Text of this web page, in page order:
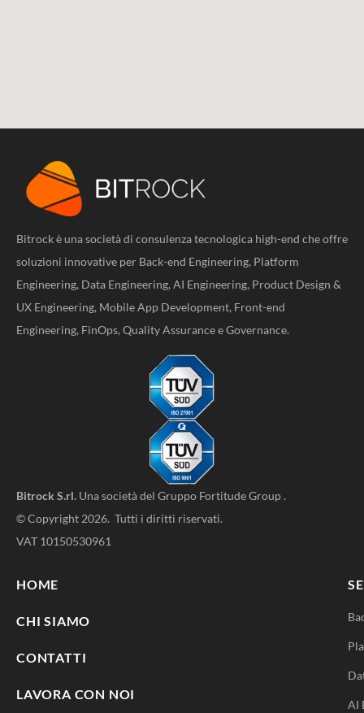
Bitrock è una società di consulenza tecnologica high-end che offre
soluzioni innovative per Back-end Engineering, Platform
Engineering, Data Engineering, AI Engineering, Product Design &
UX Engineering, Mobile App Development, Front-end
Engineering, FinOps, Quality Assurance e Governance.
Bitrock S.rl. Una società del Gruppo Fortitude Group.
© Copyright 2026. Tutti i diritti riservati.
VAT 10150530961
HOME
CHI SIAMO
CONTATTI
LAVORA CON NOI
AI